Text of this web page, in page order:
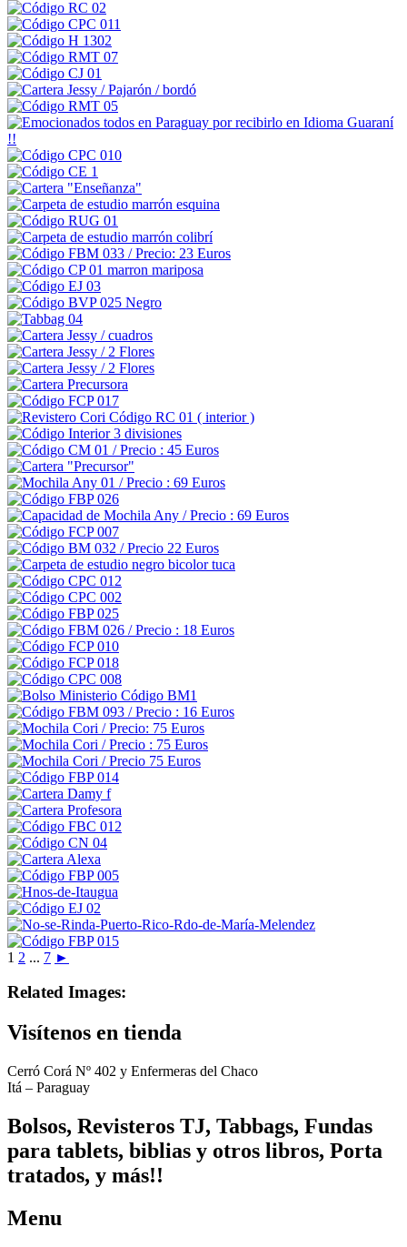
1 2 ... 7 ►
Related Images:
Visítenos en tienda
Cerró Corá Nº 402 y Enfermeras del Chaco
Itá – Paraguay
Bolsos, Revisteros TJ, Tabbags, Fundas
para tablets, biblias y otros libros, Porta
tratados, y más!!
Menu